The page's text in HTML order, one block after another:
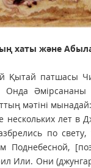
хаты және
Қытай патшасы
Әмірсананы
мәтіні мынадай:
нескольких лет в
по
Поднебесной,
Или. Они